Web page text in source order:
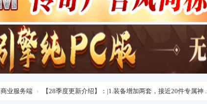
商业服务端 › 【28季度更新介绍】：|1.装备增加两套，接近20件专属神